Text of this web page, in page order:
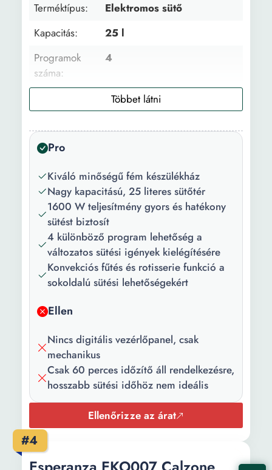
Terméktípus:
Elektromos sütő
Kapacitás:
25 l
Programok
száma:
4
módja:
Sütés
Készülékház
anyaga:
Fém
Szín:
Fekete
Hozzátartozó
kiegészítők:
Grill tálca
Vezérlőpanel
típusa:
Maximum
hőmérséklet:
Magasság:
348 mm
Mélység:
Pro
Kiváló minőségű fém készülékház
Nagy kapacitású, 25 literes sütőtér
1600 W teljesítmény gyors és hatékony
sütést biztosít
4 különböző program lehetőség a
változatos sütési igények kielégítésére
Konvekciós fűtés és rotisserie funkció a
sokoldalú sütési lehetőségekért
Ellen
Nincs digitális vezérlőpanel, csak
mechanikus
Csak 60 perces időzítő áll rendelkezésre,
hosszabb sütési időhöz nem ideális
Ellenőrizze az árat
#4